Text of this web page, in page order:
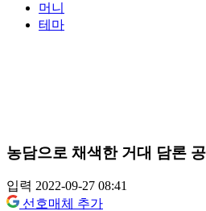
머니
테마
농담으로 채색한 거대 담론
입력 2022-09-27 08:41
선호매체 추가